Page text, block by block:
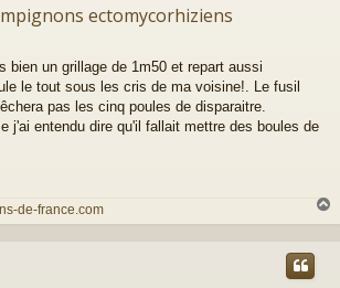
ectomycorhiziens
bien un grillage de 1m50 et repart aussi
le tout sous les cris de ma voisine!. Le fusil
pas les cinq poules de disparaitre.
j'ai entendu dire qu'il fallait mettre des boules de
de-france.com
a